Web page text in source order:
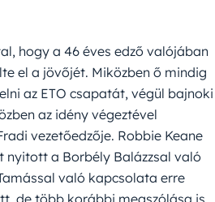
hogy a 46 éves edző valójában
el a jövőjét. Miközben ő mindig
az ETO csapatát, végül bajnoki
az idény végeztével
vezetőedzője. Robbie Keane
nyitott a Borbély Balázzsal való
való kapcsolata erre
de több korábbi megszólása is